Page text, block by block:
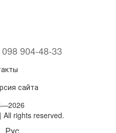
098 904-48-33
сайта
All rights reserved.
Рус